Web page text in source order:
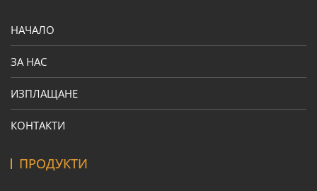
НАЧАЛО
ЗА НАС
ИЗПЛАЩАНЕ
КОНТАКТИ
ПРОДУКТИ